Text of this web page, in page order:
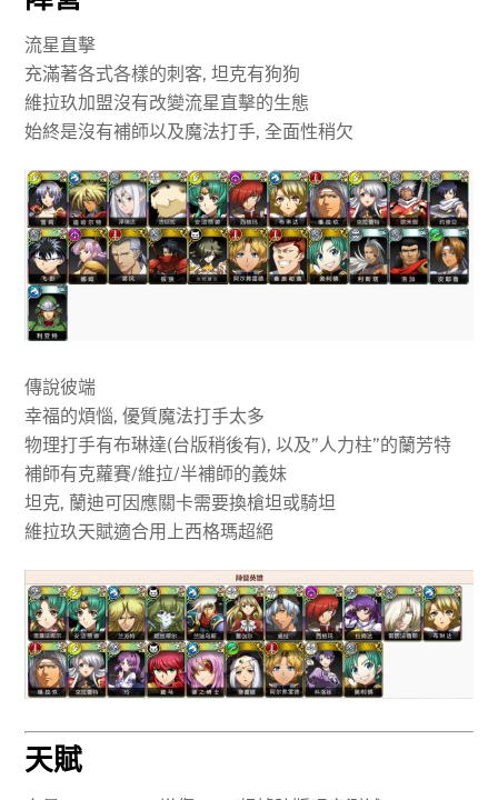
流星直擊
充滿著各式各樣的刺客, 坦克有狗狗
維拉玖加盟沒有改變流星直擊的生態
始終是沒有補師以及魔法打手, 全面性稍欠
傳說彼端
幸福的煩惱, 優質魔法打手太多
物理打手有布琳達(台版稍後有), 以及”人力柱”的蘭芳特
補師有克蘿賽/維拉/半補師的義妹
坦克, 蘭迪可因應關卡需要換槍坦或騎坦
維拉玖天賦適合用上西格瑪超絕
天賦